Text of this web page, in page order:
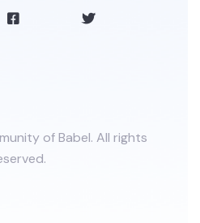
of Babel. All rights